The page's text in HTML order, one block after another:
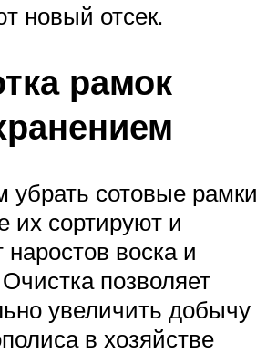
новый отсек.
рамок
убрать сотовые рамки
их сортируют и
воска и
позволяет
увеличить добычу
в хозяйстве